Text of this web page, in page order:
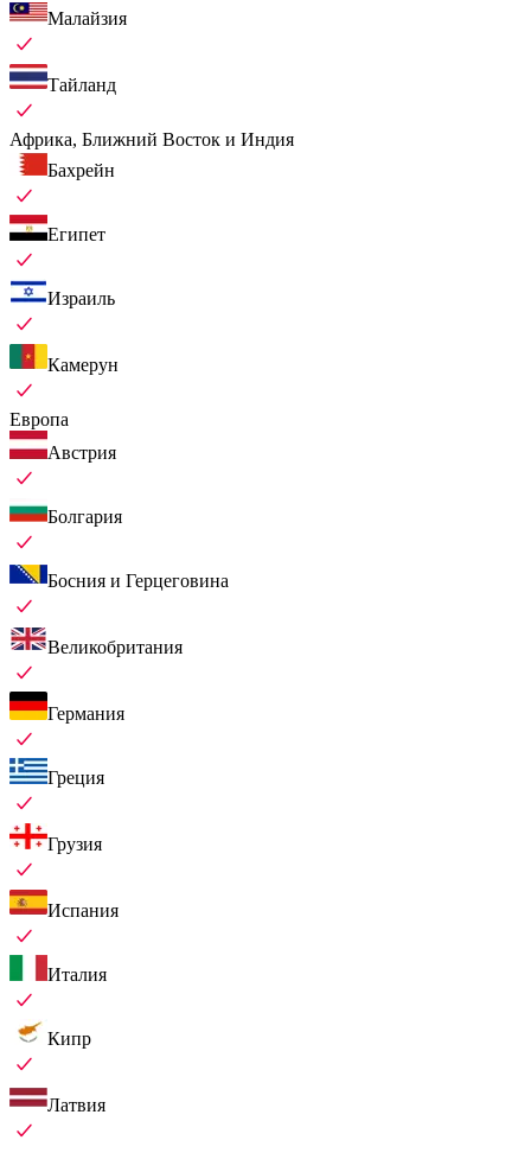
Малайзия
Тайланд
Африка, Ближний Восток и Индия
Бахрейн
Египет
Израиль
Камерун
Европа
Австрия
Болгария
Босния и Герцеговина
Великобритания
Германия
Греция
Грузия
Испания
Италия
Кипр
Латвия